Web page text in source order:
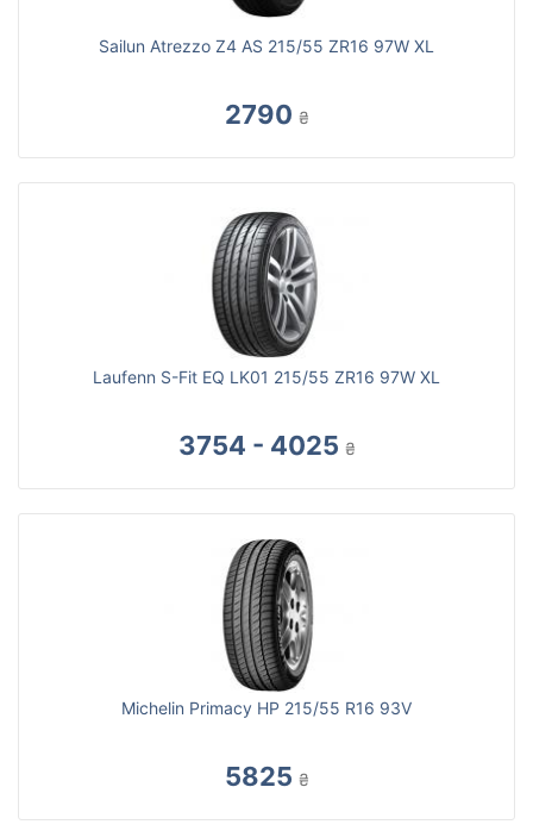
Sailun Atrezzo Z4 AS 215/55 ZR16 97W XL
2790 ₴
Laufenn S-Fit EQ LK01 215/55 ZR16 97W XL
3754 - 4025 ₴
Michelin Primacy HP 215/55 R16 93V
5825 ₴